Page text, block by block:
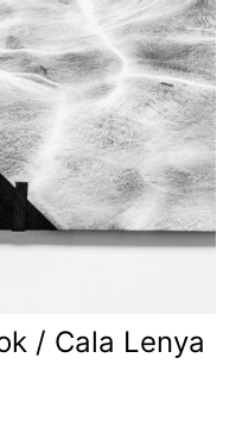
/ Cala Lenya